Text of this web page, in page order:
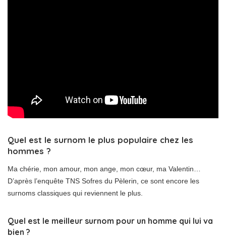
Quel est le surnom le plus populaire chez les
hommes ?
Ma chérie, mon amour, mon ange, mon cœur, ma Valentin…
D’après l’enquête TNS Sofres du Pèlerin, ce sont encore les
surnoms classiques qui reviennent le plus.
Quel est le meilleur surnom pour un homme qui lui va
bien ?